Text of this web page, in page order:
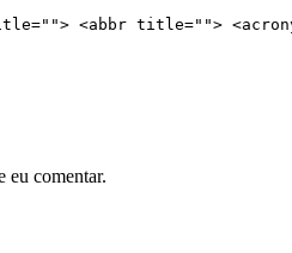
<abbr title="">
eu comentar.